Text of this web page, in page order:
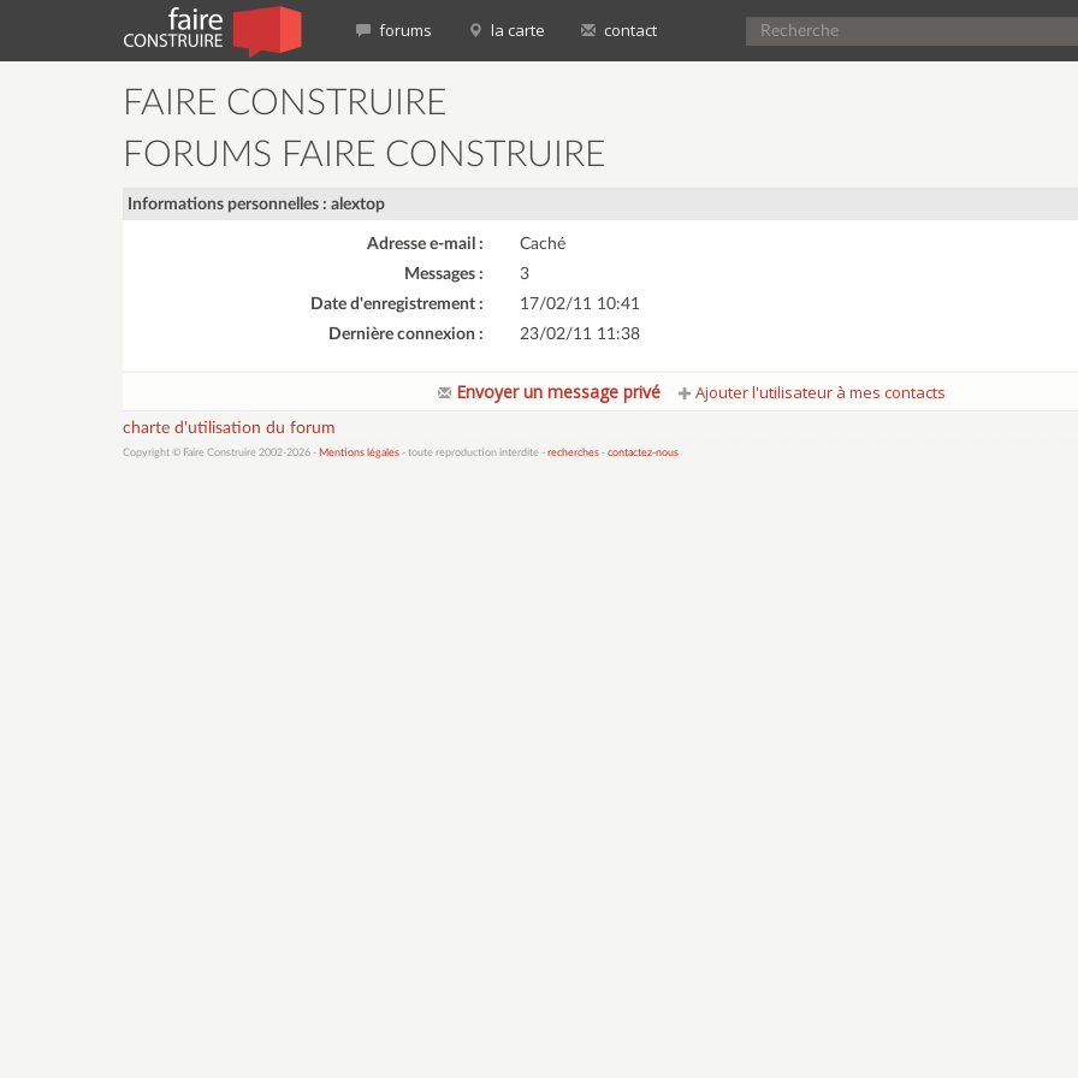
forums la carte contact
FAIRE CONSTRUIRE
FORUMS FAIRE CONSTRUIRE
Informations personnelles : alextop
Adresse e-mail :
Caché
Messages :
3
Date d'enregistrement :
17/02/11 10:41
Dernière connexion :
23/02/11 11:38
Envoyer un message privé Ajouter l'utilisateur à mes contacts
charte d'utilisation du forum
Copyright © Faire Construire 2002-2026 - Mentions légales - toute reproduction interdite - recherches - contactez-nous